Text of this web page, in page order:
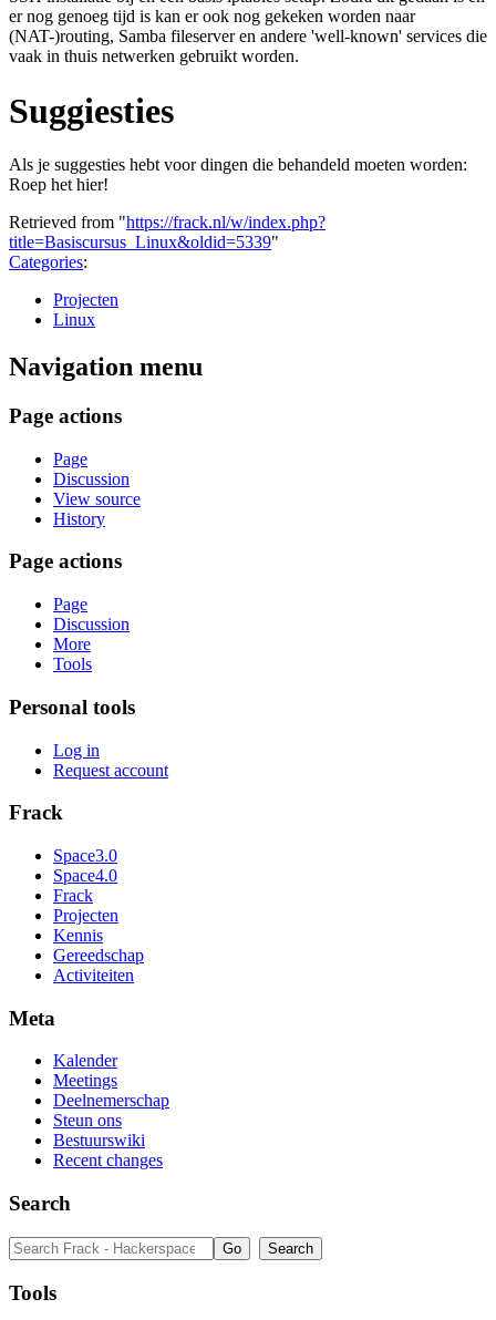
er nog genoeg tijd is kan er ook nog gekeken worden naar
(NAT-)routing, Samba fileserver en andere 'well-known' services die
vaak in thuis netwerken gebruikt worden.
Suggiesties
Als je suggesties hebt voor dingen die behandeld moeten worden:
Roep het hier!
Retrieved from "https://frack.nl/w/index.php?
title=Basiscursus_Linux&oldid=5339"
Categories:
Projecten
Linux
Navigation menu
Page actions
Page
Discussion
View source
History
Page actions
Page
Discussion
More
Tools
Personal tools
Log in
Request account
Frack
Space3.0
Space4.0
Frack
Projecten
Kennis
Gereedschap
Activiteiten
Meta
Kalender
Meetings
Deelnemerschap
Steun ons
Bestuurswiki
Recent changes
Search
Tools